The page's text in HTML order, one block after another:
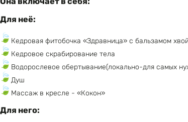
Для неё:
Кедровая фитобочка «Здравница» с бальзамом
Кедровое скрабирование тела
Водорослевое обертывание(локально-для самых
Душ
Массаж в кресле - «Кокон»
Для него: